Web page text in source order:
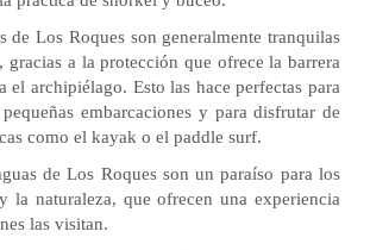
de Los Roques son generalmente tranquilas
gracias a la protección que ofrece la barrera
el archipiélago. Esto las hace perfectas para
embarcaciones y para disfrutar de
como el kayak o el paddle surf.
de Los Roques son un paraíso para los
la naturaleza, que ofrecen una experiencia
las visitan.